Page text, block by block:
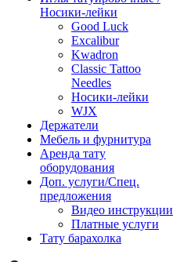
Носики-лейки
Good Luck
Excalibur
Kwadron
Classic Tattoo
Needles
Носики-лейки
WJX
Держатели
Мебель и фурнитура
Аренда тату
оборудования
Доп. услуги/Спец.
предложения
Видео инструкции
Платные услуги
Тату барахолка